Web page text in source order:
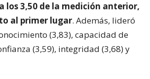
los 3,50 de la medición anterior,
al primer lugar. Además, lideró
(3,83), capacidad de
(3,59), integridad (3,68) y